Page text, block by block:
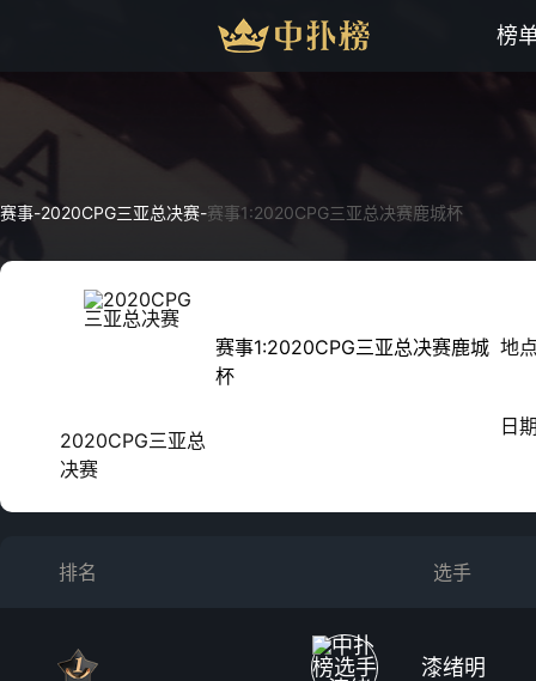
榜
赛事-2020CPG三亚总决赛-赛事1:2020CPG三亚总决赛鹿城杯
2020CPG三亚总
决赛
赛事1:2020CPG三亚总决赛鹿城
杯
地
日
排名 选手
漆绪明